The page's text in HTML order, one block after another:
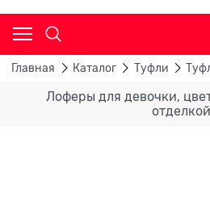
Главная Каталог Туфли
Лоферы для девочки,
отделкой